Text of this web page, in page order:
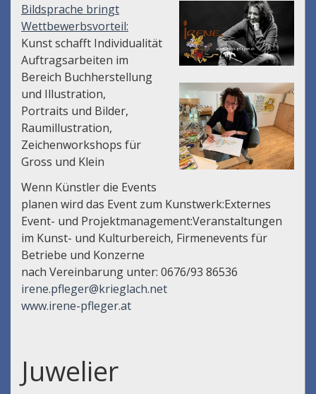
Bildsprache bringt
Wettbewerbsvorteil:
Kunst schafft Individualität
Auftragsarbeiten im
Bereich Buchherstellung
und Illustration,
Portraits und Bilder,
Raumillustration,
Zeichenworkshops für
Gross und Klein
Wenn Künstler die Events
planen wird das Event zum Kunstwerk:Externes
Event- und Projektmanagement:Veranstaltungen
im Kunst- und Kulturbereich, Firmenevents für
Betriebe und Konzerne
nach Vereinbarung unter: 0676/93 86536
irene.pfleger@krieglach.net
www.irene-pfleger.at
Juwelier